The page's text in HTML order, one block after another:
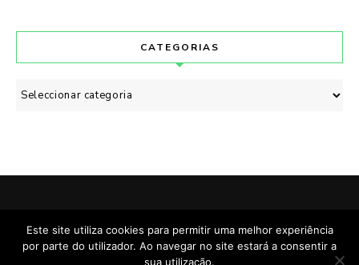
CATEGORIAS
Categorias
Cozinhado & Escrito com por Manuela Brehm.
Este site utiliza cookies para permitir uma melhor experiência
por parte do utilizador. Ao navegar no site estará a consentir a
sua utilização.